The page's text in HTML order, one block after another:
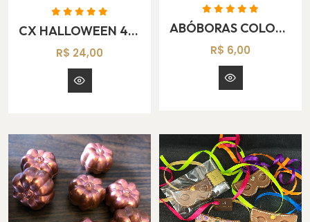
CX HALLOWEEN 4 FIGURAS
R$ 24,00
ABÓBORAS COLORIDAS 3D
R$ 6,00